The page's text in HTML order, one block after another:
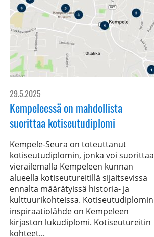
29.5.2025
Kempeleessä on mahdollista
suorittaa kotiseutudiplomi
Kempele-Seura on toteuttanut
kotiseutudiplomin, jonka voi suorittaa
vierailemalla Kempeleen kunnan
alueella kotiseutureitillä sijaitsevissa
ennalta määrätyissä historia- ja
kulttuurikohteissa. Kotiseutudiplomin
inspiraatiolähde on Kempeleen
kirjaston lukudiplomi. Kotiseutureitin
kohteet...